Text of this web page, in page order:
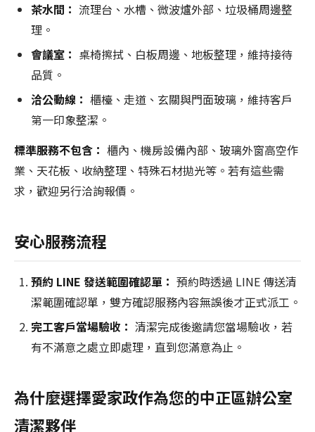
茶水間： 流理台、水槽、微波爐外部、垃圾桶周邊整
理。
會議室： 桌椅擦拭、白板周邊、地板整理，維持接待
品質。
洽公動線： 櫃檯、走道、玄關與門面玻璃，維持客戶
第一印象整潔。
標準服務不包含： 櫃內、機房設備內部、玻璃外窗高空作
業、天花板、收納整理、特殊石材拋光等。若有這些需
求，歡迎另行洽詢報價。
安心服務流程
預約 LINE 發送範圍確認單： 預約時透過 LINE 傳送清
潔範圍確認單，雙方確認服務內容無誤後才正式派工。
完工客戶當場驗收： 清潔完成後邀請您當場驗收，若
有不滿意之處立即處理，直到您滿意為止。
為什麼選擇愛家政作為您的中正區辦公室
清潔夥伴